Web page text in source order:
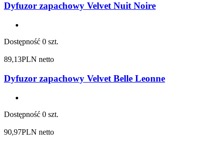
Dyfuzor zapachowy Velvet Nuit Noire
Dostępność 0 szt.
89,13PLN netto
Dyfuzor zapachowy Velvet Belle Leonne
Dostępność 0 szt.
90,97PLN netto